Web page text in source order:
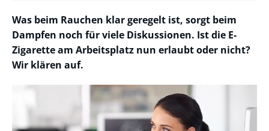
Was beim Rauchen klar geregelt ist, sorgt beim
Dampfen noch für viele Diskussionen. Ist die E-
Zigarette am Arbeitsplatz nun erlaubt oder nicht?
Wir klären auf.